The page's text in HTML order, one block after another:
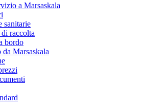
a Marsaskala
sanitarie
raccolta
bordo
da Marsaskala